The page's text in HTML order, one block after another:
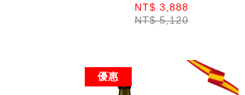
NT$ 3,888
NT$ 5,120
優惠